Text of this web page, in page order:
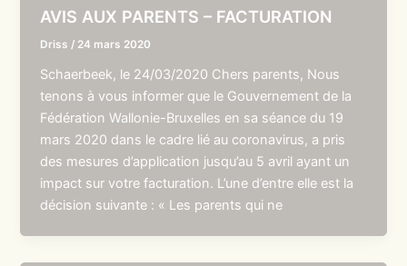
AVIS AUX PARENTS – FACTURATION
Driss / 24 mars 2020
Schaerbeek, le 24/03/2020 Chers parents, Nous
tenons à vous informer que le Gouvernement de la
Fédération Wallonie-Bruxelles en sa séance du 19
mars 2020 dans le cadre lié au coronavirus, a pris
des mesures d’application jusqu’au 5 avril ayant un
impact sur votre facturation. L’une d’entre elle est la
décision suivante : « Les parents qui ne